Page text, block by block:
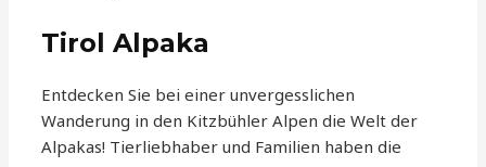
Tirol Alpaka
Entdecken Sie bei einer unvergesslichen
Wanderung in den Kitzbühler Alpen die Welt der
Alpakas! Tierliebhaber und Familien haben die